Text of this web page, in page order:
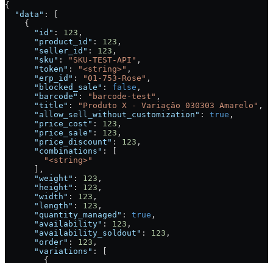
{
  "data"
: [
    {
      "id"
: 123 ,
      "product_id"
: 123 ,
      "seller_id"
: 123 ,
      "sku"
: "SKU-TEST-API" ,
      "token"
: "<string>" ,
      "erp_id"
: "01-753-Rose" ,
      "blocked_sale"
: false ,
      "barcode"
: "barcode-test" ,
      "title"
: "Produto X - Variação 030303 Amarelo" ,
      "allow_sell_without_customization"
: true ,
      "price_cost"
: 123 ,
      "price_sale"
: 123 ,
      "price_discount"
: 123 ,
      "combinations"
: [
        "<string>"
      ],
      "weight"
: 123 ,
      "height"
: 123 ,
      "width"
: 123 ,
      "length"
: 123 ,
      "quantity_managed"
: true ,
      "availability"
: 123 ,
      "availability_soldout"
: 123 ,
      "order"
: 123 ,
      "variations"
: [
        {